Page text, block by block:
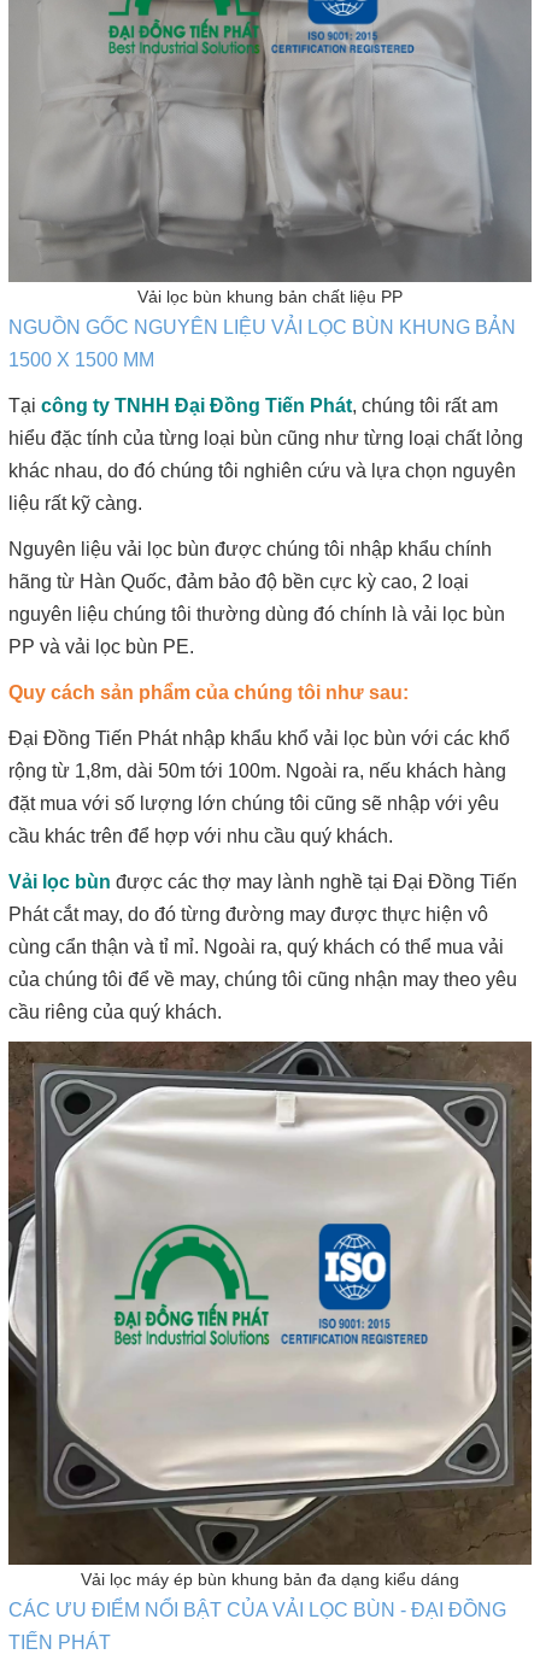
Vải lọc bùn khung bản chất liệu PP
NGUỒN GỐC NGUYÊN LIỆU VẢI LỌC BÙN KHUNG BẢN
1500 X 1500 MM
Tại công ty TNHH Đại Đồng Tiến Phát, chúng tôi rất am
hiểu đặc tính của từng loại bùn cũng như từng loại chất lỏng
khác nhau, do đó chúng tôi nghiên cứu và lựa chọn nguyên
liệu rất kỹ càng.
Nguyên liệu vải lọc bùn được chúng tôi nhập khẩu chính
hãng từ Hàn Quốc, đảm bảo độ bền cực kỳ cao, 2 loại
nguyên liệu chúng tôi thường dùng đó chính là vải lọc bùn
PP và vải lọc bùn PE.
Quy cách sản phẩm của chúng tôi như sau:
Đại Đồng Tiến Phát nhập khẩu khổ vải lọc bùn với các khổ
rộng từ 1,8m, dài 50m tới 100m. Ngoài ra, nếu khách hàng
đặt mua với số lượng lớn chúng tôi cũng sẽ nhập với yêu
cầu khác trên để hợp với nhu cầu quý khách.
Vải lọc bùn được các thợ may lành nghề tại Đại Đồng Tiến
Phát cắt may, do đó từng đường may được thực hiện vô
cùng cẩn thận và tỉ mỉ. Ngoài ra, quý khách có thể mua vải
của chúng tôi để về may, chúng tôi cũng nhận may theo yêu
cầu riêng của quý khách.
Vải lọc máy ép bùn khung bản đa dạng kiểu dáng
CÁC ƯU ĐIỂM NỔI BẬT CỦA VẢI LỌC BÙN - ĐẠI ĐỒNG
TIẾN PHÁT